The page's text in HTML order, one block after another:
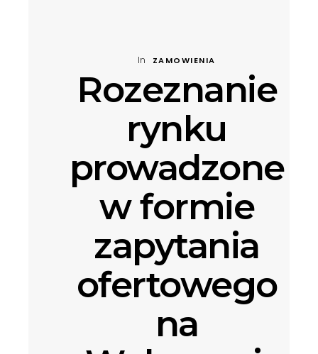
In ZAMOWIENIA
Rozeznanie
rynku
prowadzone
w formie
zapytania
ofertowego
na